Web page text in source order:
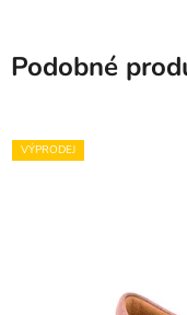
Podobné
VÝPRODEJ